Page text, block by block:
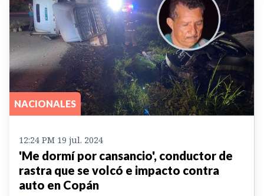
NACIONALES
12:24 PM 19 jul. 2024
'Me dormí por cansancio', conductor de
rastra que se volcó e impacto contra
auto en Copán